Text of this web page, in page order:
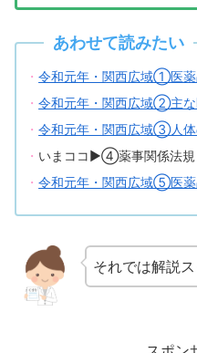
あわせて読みたい
・令和元年・関西広域①医薬
・令和元年・関西広域②主な
・令和元年・関西広域③人体
・ いまココ▶④薬事関係法規
・令和元年・関西広域⑤医薬
それでは解説ス